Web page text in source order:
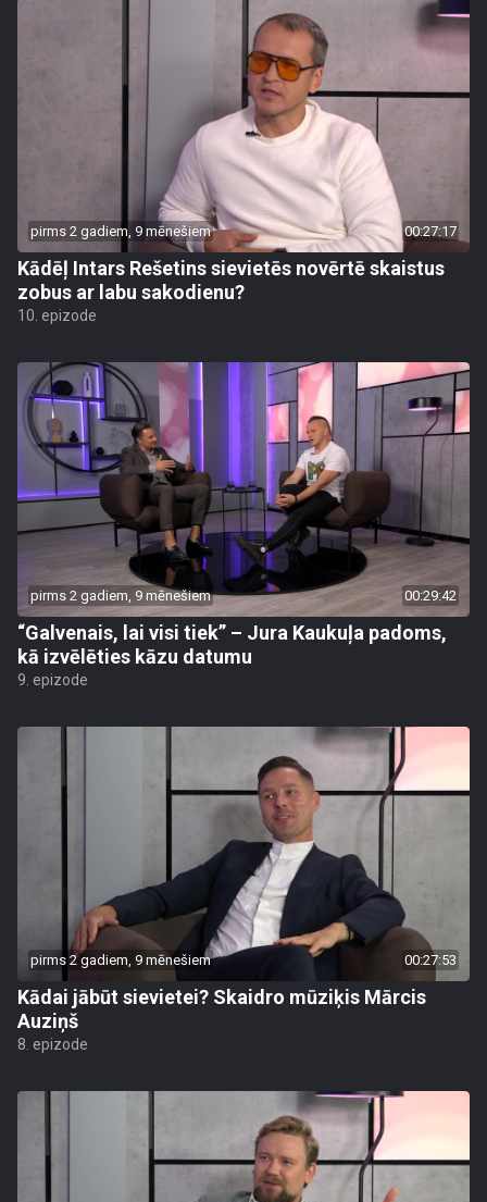
pirms 2 gadiem, 9 mēnešiem 00:27:17
Kādēļ Intars Rešetins sievietēs novērtē skaistus
zobus ar labu sakodienu?
10. epizode
pirms 2 gadiem, 9 mēnešiem 00:29:42
“Galvenais, lai visi tiek” – Jura Kaukuļa padoms,
kā izvēlēties kāzu datumu
9. epizode
pirms 2 gadiem, 9 mēnešiem 00:27:53
Kādai jābūt sievietei? Skaidro mūziķis Mārcis
Auziņš
8. epizode